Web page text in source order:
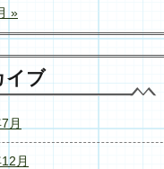
»
イブ
月
月